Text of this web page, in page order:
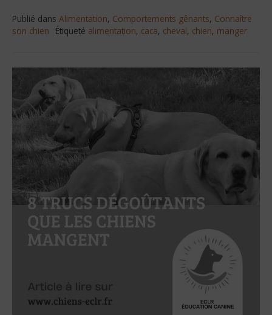
Publié dans Alimentation, Comportements gênants, Connaître
son chien
Étiqueté alimentation, caca, cheval, chien, manger